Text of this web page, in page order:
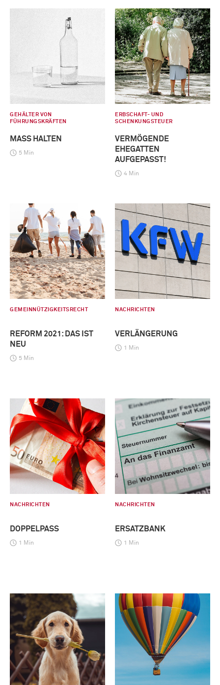
GEHÄLTER VON
FÜHRUNGSKRÄFTEN
MASS HALTEN
5 Min
ERBSCHAFT- UND
SCHENKUNGSTEUER
VERMÖGENDE
EHEGATTEN
AUFGEPASST!
4 Min
GEMEINNÜTZIGKEITSRECHT
REFORM 2021: DAS IST
NEU
5 Min
NACHRICHTEN
VERLÄNGERUNG
1 Min
NACHRICHTEN
DOPPELPASS
1 Min
NACHRICHTEN
ERSATZBANK
1 Min